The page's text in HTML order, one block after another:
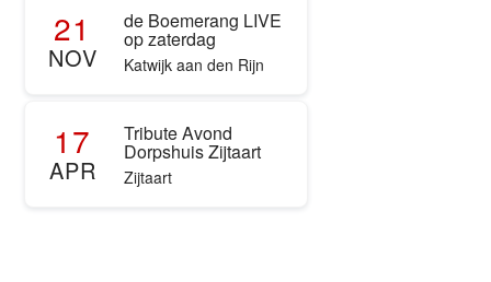
21
NOV
de Boemerang LIVE
op zaterdag
Katwijk aan den Rijn
17
APR
Tribute Avond
Dorpshuis Zijtaart
Zijtaart